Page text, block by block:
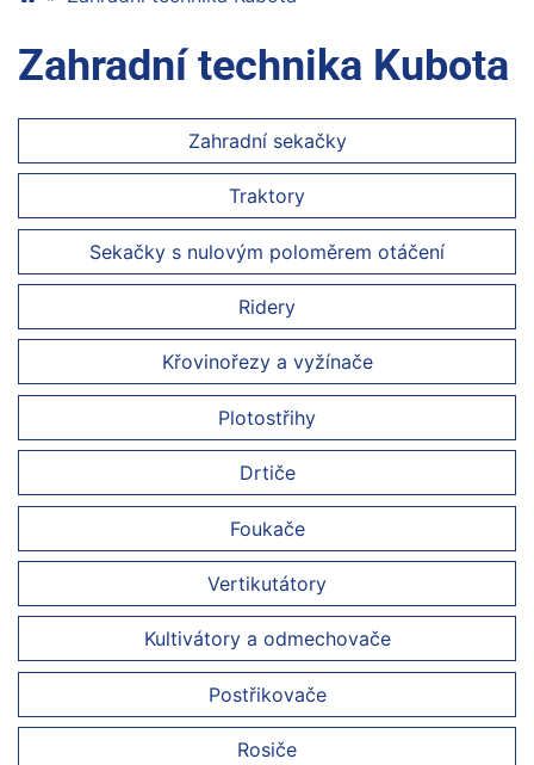
Zahradní technika Kubota
Zahradní sekačky
Traktory
Sekačky s nulovým poloměrem otáčení
Ridery
Křovinořezy a vyžínače
Plotostřihy
Drtiče
Foukače
Vertikutátory
Kultivátory a odmechovače
Postřikovače
Rosiče